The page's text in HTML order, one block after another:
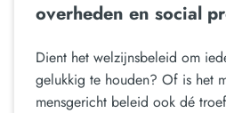
overheden en social
Dient het welzijnsbeleid om
gelukkig te houden? Of is het
mensgericht beleid ook dé